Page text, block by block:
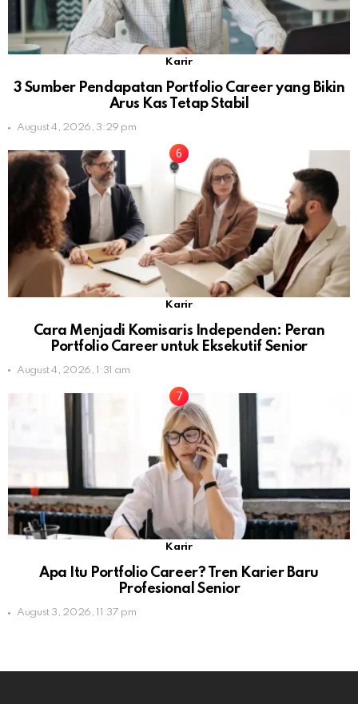
Karir
3 Sumber Pendapatan Portfolio Career yang Bikin
Arus Kas Tetap Stabil
August 4, 2026, 3:29 pm
Karir
Cara Menjadi Komisaris Independen: Peran
Portfolio Career untuk Eksekutif Senior
August 4, 2026, 1:31 am
Karir
Apa Itu Portfolio Career? Tren Karier Baru
Profesional Senior
August 3, 2026, 11:37 pm